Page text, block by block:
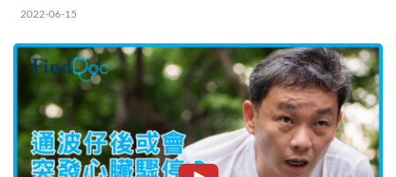
2022-06-15